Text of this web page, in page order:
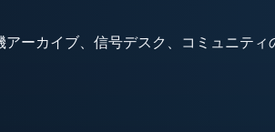
アーカイブ、信号デスク、コミュニティ